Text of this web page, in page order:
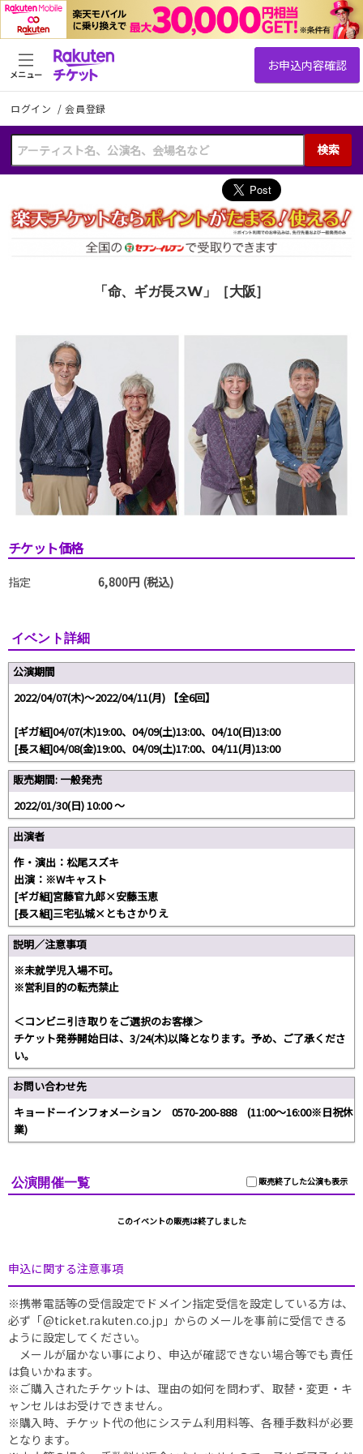
ログイン /会員登録
検索
メニュー
「命、ギガ長スW」［大阪］
チケット価格
指定 6,800円 (税込)
イベント詳細
公演期間
2022/04/07(木)～2022/04/11(月) 【全6回】
[ギガ組]04/07(木)19:00、04/09(土)13:00、04/10(日)13:00
[長ス組]04/08(金)19:00、04/09(土)17:00、04/11(月)13:00
販売期間: 一般発売
2022/01/30(日) 10:00 〜
出演者
作・演出：松尾スズキ
出演：※Wキャスト
[ギガ組]宮藤官九郎×安藤玉恵
[長ス組]三宅弘城×ともさかりえ
説明／注意事項
※未就学児入場不可。
※営利目的の転売禁止
＜コンビニ引き取りをご選択のお客様＞
チケット発券開始日は、3/24(木)以降となります。予め、ご了承くださ
い。
お問い合わせ先
キョードーインフォメーション 0570-200-888 (11:00～16:00※日祝休
業)
販売終了した公演も表示
公演開催一覧
このイベントの販売は終了しました
申込に関する注意事項
※携帯電話等の受信設定でドメイン指定受信を設定している方は、
必ず「@ticket.rakuten.co.jp」からのメールを事前に受信できる
ように設定してください。
メールが届かない事により、申込が確認できない場合等でも責任
は負いかねます。
※ご購入されたチケットは、理由の如何を問わず、取替・変更・キ
ャンセルはお受けできません。
※購入時、チケット代の他にシステム利用料等、各種手数料が必要
となります。